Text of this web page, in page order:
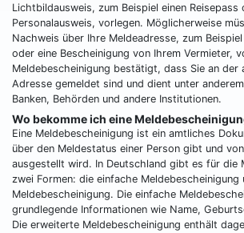
Lichtbildausweis, zum Beispiel einen Reisepass
Personalausweis, vorlegen. Möglicherweise
Nachweis über Ihre Meldeadresse, zum
oder eine Bescheinigung von Ihrem Vermieter,
Meldebescheinigung bestätigt, dass Sie an der
Adresse gemeldet sind und dient unter
Banken, Behörden und andere Institutionen.
Wo bekomme ich eine
Eine Meldebescheinigung ist ein amtliches
über den Meldestatus einer Person gibt und
ausgestellt wird. In Deutschland gibt es für die
zwei Formen: die einfache
Meldebescheinigung. Die einfache
grundlegende Informationen wie Name,
Die erweiterte Meldebescheinigung enthält